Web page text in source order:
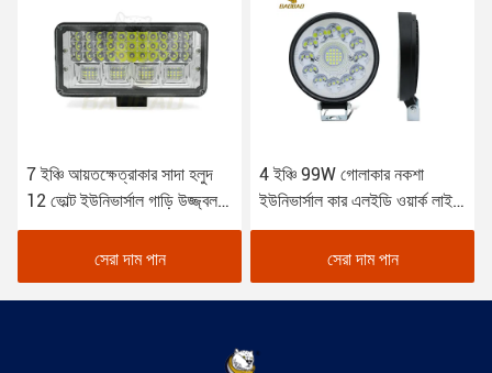
7 ইঞ্চি আয়তক্ষেত্রাকার সাদা হলুদ
12 ভোল্ট ইউনিভার্সাল গাড়ি উজ্জ্বল
কাজের আলো
সেরা দাম পান
4 ইঞ্চি 99W গোলাকার নকশা
ইউনিভার্সাল কার এলইডি ওয়ার্ক লাইট
ট্রাকের জন্য
সেরা দাম পান